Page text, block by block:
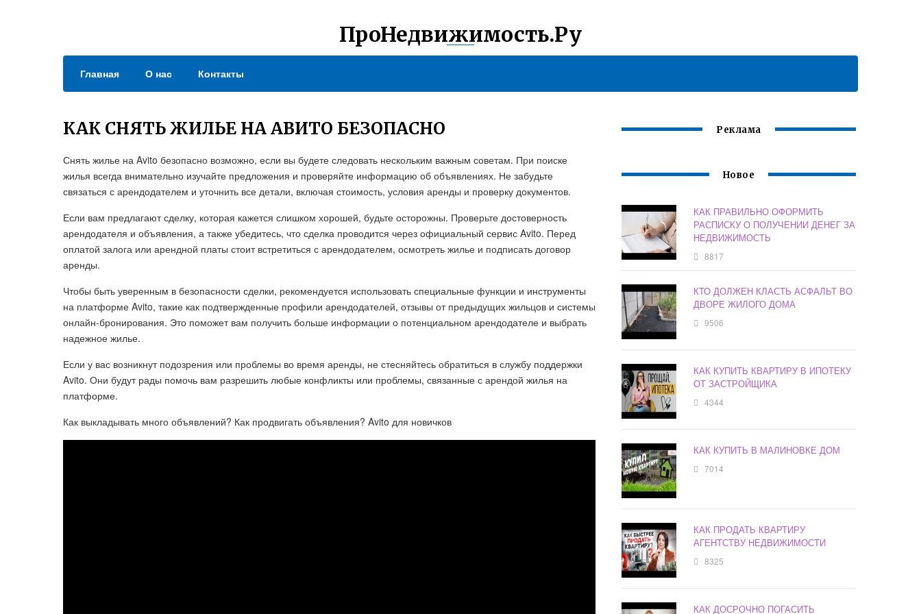
ПроНедвижимость.Ру
Главная О нас Контакты
КАК СНЯТЬ ЖИЛЬЕ НА АВИТО БЕЗОПАСНО
Снять жилье на Avito безопасно возможно, если вы будете следовать нескольким важным советам. При поиске
жилья всегда внимательно изучайте предложения и проверяйте информацию об объявлениях. Не забудьте
связаться с арендодателем и уточнить все детали, включая стоимость, условия аренды и проверку документов.
Если вам предлагают сделку, которая кажется слишком хорошей, будьте осторожны. Проверьте достоверность
арендодателя и объявления, а также убедитесь, что сделка проводится через официальный сервис Avito. Перед
оплатой залога или арендной платы стоит встретиться с арендодателем, осмотреть жилье и подписать договор
аренды.
Чтобы быть уверенным в безопасности сделки, рекомендуется использовать специальные функции и инструменты
на платформе Avito, такие как подтвержденные профили арендодателей, отзывы от предыдущих жильцов и системы
онлайн-бронирования. Это поможет вам получить больше информации о потенциальном арендодателе и выбрать
надежное жилье.
Если у вас возникнут подозрения или проблемы во время аренды, не стесняйтесь обратиться в службу поддержки
Avito. Они будут рады помочь вам разрешить любые конфликты или проблемы, связанные с арендой жилья на
платформе.
Как выкладывать много объявлений? Как продвигать объявления? Avito для новичков
Реклама
Новое
КАК ПРАВИЛЬНО ОФОРМИТЬ
РАСПИСКУ О ПОЛУЧЕНИИ ДЕНЕГ ЗА
НЕДВИЖИМОСТЬ
8817
КТО ДОЛЖЕН КЛАСТЬ АСФАЛЬТ ВО
ДВОРЕ ЖИЛОГО ДОМА
9506
КАК КУПИТЬ КВАРТИРУ В ИПОТЕКУ
ОТ ЗАСТРОЙЩИКА
4344
КАК КУПИТЬ В МАЛИНОВКЕ ДОМ
7014
КАК ПРОДАТЬ КВАРТИРУ
АГЕНТСТВУ НЕДВИЖИМОСТИ
8325
КАК ДОСРОЧНО ПОГАСИТЬ